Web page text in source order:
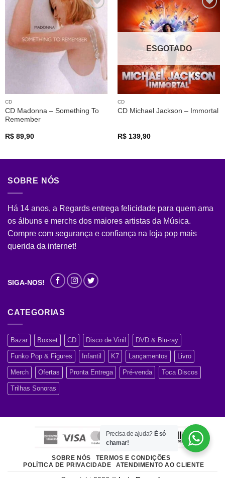
Adicionar
a lista de
desejos
CD
CD Madonna – Something To
Remember
R$89,90
Adicionar
a lista de
desejos
ESGOTADO
CD
CD Michael Jackson – Immortal
R$139,90
SOBRE NÓS
Há 14 anos, a Regards entrega felicidade para quem ama
os álbuns e merchs dos maiores artistas da Música.
Compre com segurança e confiança na loja pop mais
querida da internet!
SIGA-NOS!
CATEGORIAS
Bazar Boxset CD Disco de Vinil DVD & Blu-ray
Funko Pop & Figures Infantil K7 Lançamentos Livro
Merch Ofertas Pronta Entrega Pré-venda Toca Discos
Trilhas Sonoras
SOBRE NÓS
TERMOS E CONDIÇÕES
POLÍTICA DE PRIVACIDADE
ATENDIMENTO AO CLIENTE
Precisa de ajuda? É só
chamar!